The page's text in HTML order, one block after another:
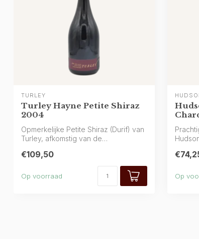
TURLEY
Turley Hayne Petite Shiraz
2004
Opmerkelijke Petite Shiraz (Durif) van
Turley, afkomstig van de
€109,50
Op voorraad Op